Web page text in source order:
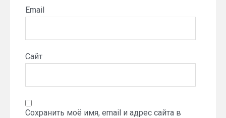
Email
Сайт
Сохранить моё имя, email и адрес сайта в